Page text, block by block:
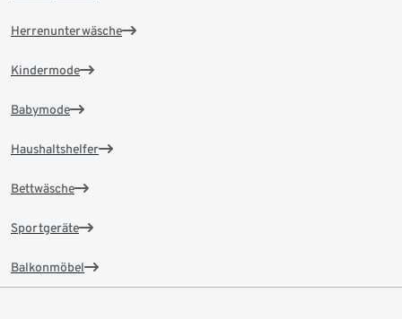
Herrenunterwäsche
Kindermode
Babymode
Haushaltshelfer
Bettwäsche
Sportgeräte
Balkonmöbel